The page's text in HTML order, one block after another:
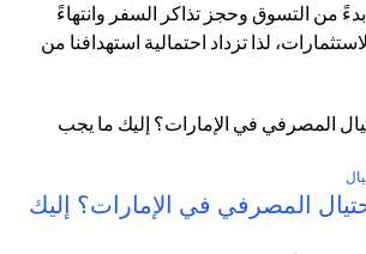
بدءً من التسوق وحجز تذاكر السفر وانتهاءً
لذا تزداد احتمالية استهدافنا من
المصرفي في الإمارات؟ إليك